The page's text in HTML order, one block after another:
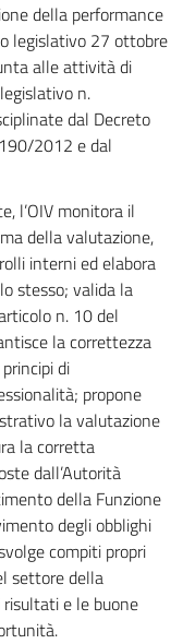
della performance
legislativo 27 ottobre
alle attività di
n.
dal Decreto
2012 e dal
l’OIV monitora il
della valutazione,
interni ed elabora
stesso; valida la
n. 10 del
la correttezza
di
propone
la valutazione
la corretta
dall’Autorità
della Funzione
degli obblighi
compiti propri
settore della
e le buone